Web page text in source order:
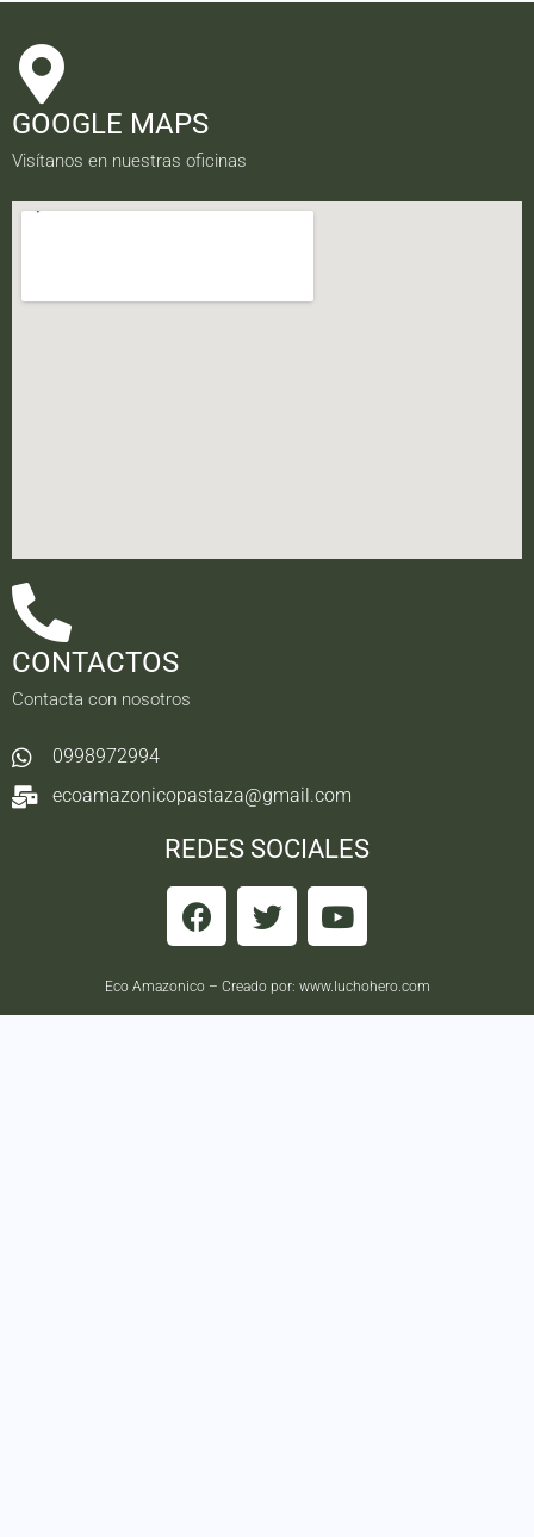
GOOGLE MAPS
Visítanos en nuestras oficinas
CONTACTOS
Contacta con nosotros
0998972994
ecoamazonicopastaza@gmail.com
REDES SOCIALES
Eco Amazonico – Creado por: www.luchohero.com